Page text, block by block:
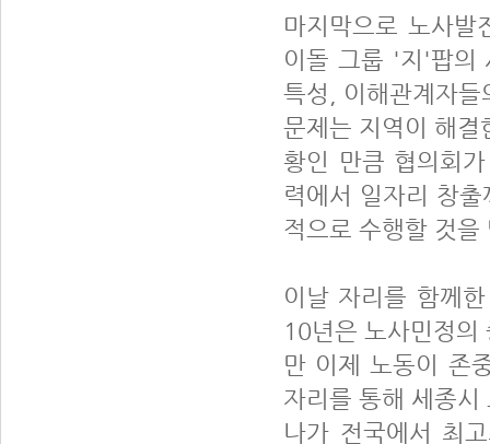
마지막으로 노사발
이돌 그룹 '지'팝의
특성, 이해관계자
문제는 지역이 해
황인 만큼 협의회
력에서 일자리 창
적으로 수행할 것을
이날 자리를 함께
10년은 노사민정의
만 이제 노동이 존
자리를 통해 세종
나가 전국에서 최